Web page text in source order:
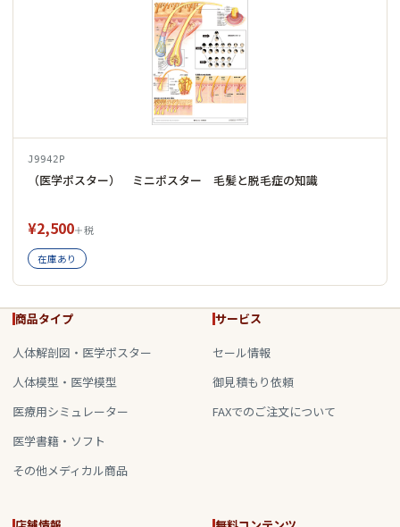
J9942P
（医学ポスター） ミニポスター 毛髪と脱毛症の知識
¥2,500＋税
在庫あり
商品タイプ
人体解剖図・医学ポスター
人体模型・医学模型
医療用シミュレーター
医学書籍・ソフト
その他メディカル商品
サービス
セール情報
御見積もり依頼
FAXでのご注文について